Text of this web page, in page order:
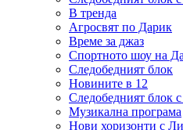
В тренда
Агросвят по Дарик
Време за джаз
Спортното шоу на
Следобедният блок
Новините в 12
Следобедният блок
Музикална програма
Нови хоризонти с